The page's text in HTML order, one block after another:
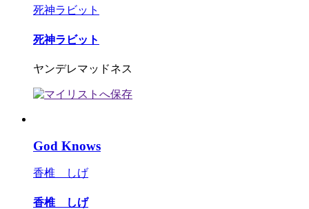
死神ラビット
死神ラビット
ヤンデレマッドネス
God Knows
香椎 しげ
香椎 しげ